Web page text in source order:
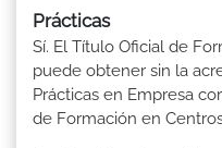
Prácticas
Sí. El Título Oficial de
puede obtener sin la
Prácticas en Empresa
de Formación en